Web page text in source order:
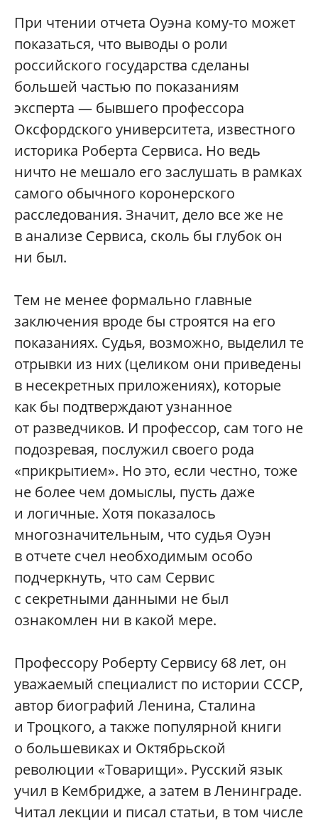
При чтении отчета Оуэна кому-то может
показаться, что выводы о роли
российского государства сделаны
большей частью по показаниям
эксперта — бывшего профессора
Оксфордского университета, известного
историка Роберта Сервиса. Но ведь
ничто не мешало его заслушать в рамках
самого обычного коронерского
расследования. Значит, дело все же не
в анализе Сервиса, сколь бы глубок он
ни был.
Тем не менее формально главные
заключения вроде бы строятся на его
показаниях. Судья, возможно, выделил те
отрывки из них (целиком они приведены
в несекретных приложениях), которые
как бы подтверждают узнанное
от разведчиков. И профессор, сам того не
подозревая, послужил своего рода
«прикрытием». Но это, если честно, тоже
не более чем домыслы, пусть даже
и логичные. Хотя показалось
многозначительным, что судья Оуэн
в отчете счел необходимым особо
подчеркнуть, что сам Сервис
с секретными данными не был
ознакомлен ни в какой мере.
Профессору Роберту Сервису 68 лет, он
уважаемый специалист по истории СССР,
автор биографий Ленина, Сталина
и Троцкого, а также популярной книги
о большевиках и Октябрьской
революции «Товарищи». Русский язык
учил в Кембридже, а затем в Ленинграде.
Читал лекции и писал статьи, в том числе